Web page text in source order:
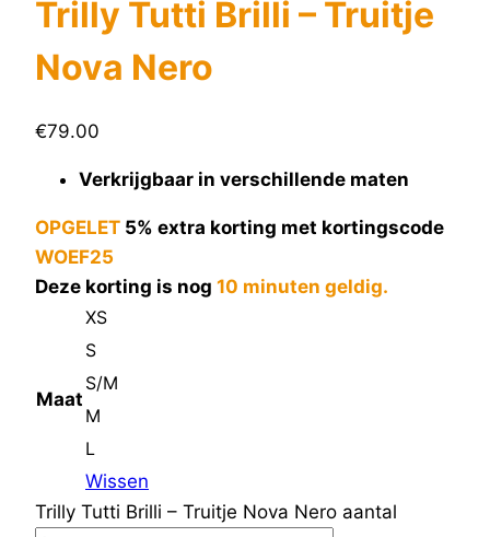
Trilly Tutti Brilli – Truitje
Nova Nero
€79.00
Verkrijgbaar in verschillende maten
OPGELET 5% extra korting met kortingscode
WOEF25
Deze korting is nog 10 minuten geldig.
Maat
XS
S
S/M
M
L
Wissen
Trilly Tutti Brilli – Truitje Nova Nero aantal